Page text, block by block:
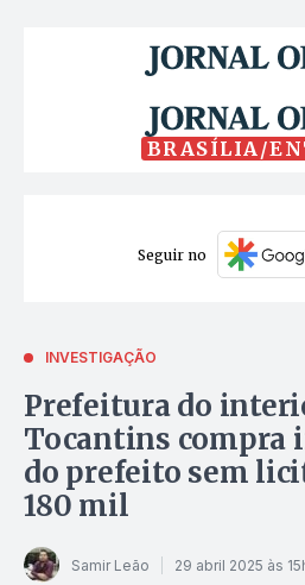
BRASÍLIA/
Seguir no
INVESTIGAÇÃO
Prefeitura do
Tocantins compra
do prefeito sem
180 mil
Samir Leão 29 abril 2025 às